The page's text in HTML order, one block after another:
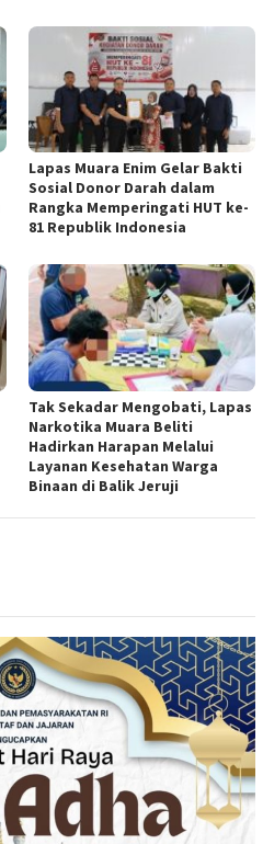
Lapas Muara Enim Gelar Bakti
Sosial Donor Darah dalam
Rangka Memperingati HUT ke-
81 Republik Indonesia
Tak Sekadar Mengobati, Lapas
Narkotika Muara Beliti
Hadirkan Harapan Melalui
Layanan Kesehatan Warga
Binaan di Balik Jeruji